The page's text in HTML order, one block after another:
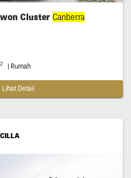
ClusterCanberra
2 | Rumah
Lihat Detail